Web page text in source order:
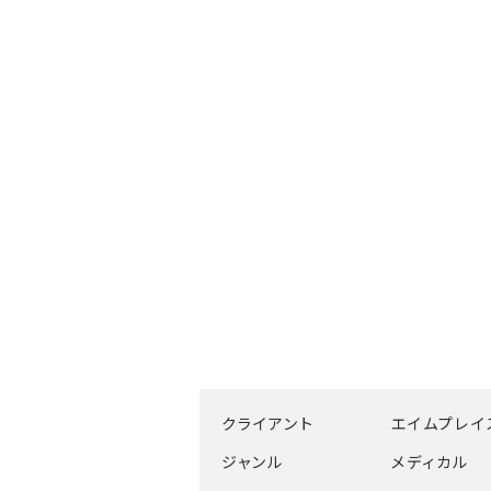
クライアント エイムプレ
ジャンル メディカル